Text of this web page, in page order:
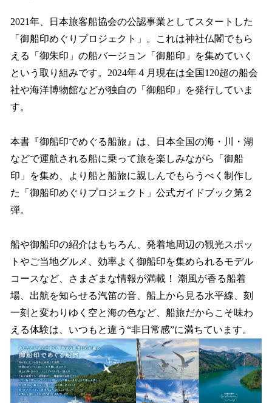
2021年、日本旅客船協会の公認事業としてスタートした
「御船印めぐりプロジェクト」。これは神社仏閣でもら
える「御朱印」の船バージョン「御船印」を集めていく
という取り組みです。2024年４月現在は全国120超の船会
社や海洋博物館などが独自の「御船印」を発行していま
す。
本書『御船印でめぐる船旅』は、日本全国の海・川・湖
などで運航される船に乗って旅を楽しみながら「御船
印」を集め、より船と船旅に親しんでもらうべく制作し
た「御船印めぐりプロジェクト」公式ガイドブック第２
弾。
船や御船印の紹介はもちろん、発着地周辺の観光スポッ
トやご当地グルメ、効率よく御船印を集められるモデル
コースなど、さまざまな情報が満載！ 潮風が香る船着
場、出航を知らせる汽笛の音、船上から見る水平線、刻
一刻と変わりゆく空と海の色など、船旅だからこそ味わ
える体験は、いつもと違う“非日常感”に満ちています。